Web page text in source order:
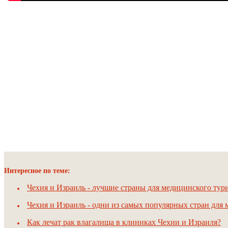
Интересное по теме:
Чехия и Израиль - лучшие страны для медицинского
Чехия и Израиль - одни из самых популярных стран для
Как лечат рак влагалища в клиниках Чехии и Израиля?